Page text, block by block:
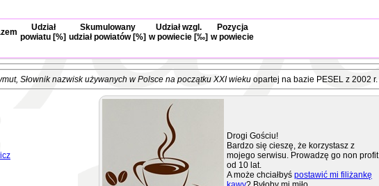
Udział
powiatu [%]
Skumulowany
udział powiatów [%]
Udział wzgl.
w powiecie [‰]
Pozycja
w powiecie
, Słownik nazwisk używanych w Polsce na początku XXI wiekuopartej na bazie PESEL z 2002 r.
Drogi Gościu!
Bardzo się cieszę, że korzystasz z
mojego serwisu. Prowadzę go non profit
od 10 lat.
A może chciałbyś postawić mi filiżankę